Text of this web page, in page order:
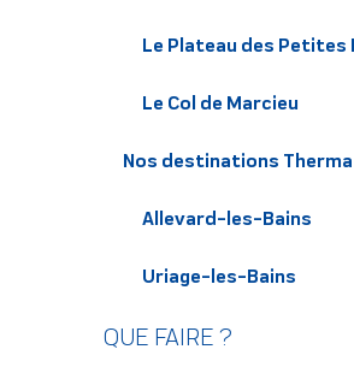
Le Plateau des Petites
Le Col de Marcieu
Nos destinations
Allevard-les-Bains
Uriage-les-Bains
QUE FAIRE ?